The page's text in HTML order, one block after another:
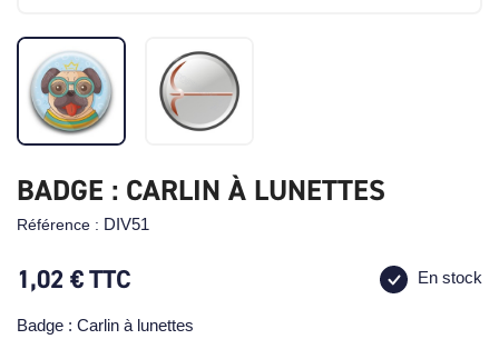
BADGE : CARLIN À LUNETTES
Référence : DIV51
1,02 €TTC En stock
Badge : Carlin à lunettes